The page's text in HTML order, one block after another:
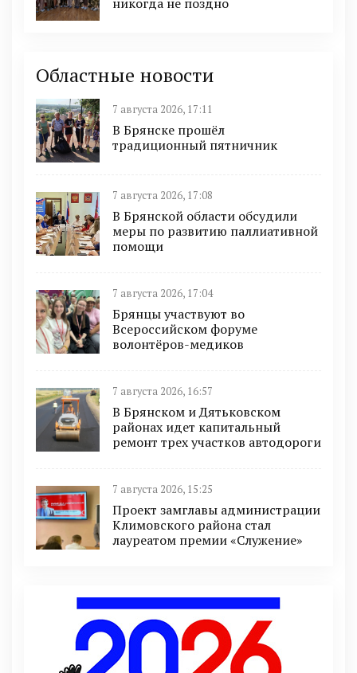
Областные новости
7 августа 2026, 17:11
В Брянске прошёл
традиционный пятничник
7 августа 2026, 17:08
В Брянской области обсудили
меры по развитию паллиативной
помощи
7 августа 2026, 17:04
Брянцы участвуют во
Всероссийском форуме
волонтёров-медиков
7 августа 2026, 16:57
В Брянском и Дятьковском
районах идет капитальный
ремонт трех участков автодороги
7 августа 2026, 15:25
Проект замглавы администрации
Климовского района стал
лауреатом премии «Служение»